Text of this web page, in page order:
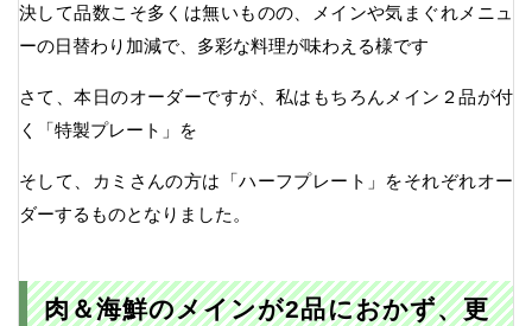
決して品数こそ多くは無いものの、メインや気まぐれメニュ
ーの日替わり加減で、多彩な料理が味わえる様です
さて、本日のオーダーですが、私はもちろんメイン２品が付
く「特製プレート」を
そして、カミさんの方は「ハーフプレート」をそれぞれオー
ダーするものとなりました。
肉＆海鮮のメインが2品におかず、更